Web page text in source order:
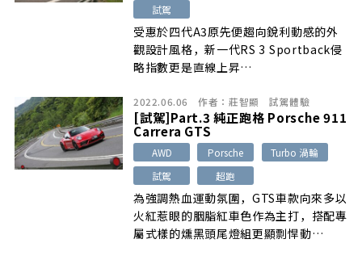
試駕
受惠於四代A3原先便趨向銳利動感的外
觀設計風格，新一代RS 3 Sportback侵
略指數更是直線上昇…
2022.06.06 作者： 莊智顯 試駕體驗
[試駕]Part.3 純正跑格 Porsche 911
Carrera GTS
AWD Porsche
Turbo 渦輪
試駕
超跑
為強調熱血運動氛圍，GTS車款向來多以
火紅惹眼的胭脂紅車色作為主打，搭配專
屬式樣的燻黑頭尾燈組更顯剽悍動…